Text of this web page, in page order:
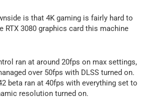
is that 4K gaming is fairly hard to
RTX 3080 graphics card this machine
ran at around 20fps on max settings,
over 50fps with DLSS turned on.
beta ran at 40fps with everything set to
resolution turned on.